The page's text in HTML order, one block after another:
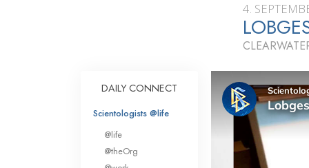
Was
sagen
Innerhalb einer
Die
Eine Einführung
4.
DAILY CONNECT
Scientologists @life
@life
@theOrg